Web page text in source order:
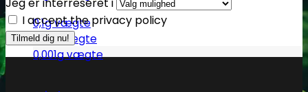
0,1g vægte
0,01g vægte
0,001g vægte
I accept the privacy policy